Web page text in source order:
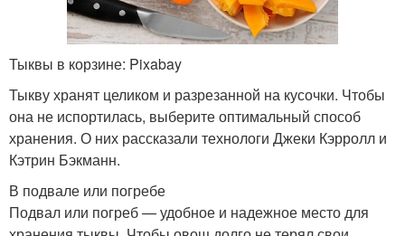
Тыквы в корзине: Pixabay
Тыкву хранят целиком и разрезанной на кусочки. Чтобы
она не испортилась, выберите оптимальный способ
хранения. О них рассказали технологи Джеки Кэрролл и
Кэтрин Бэкманн.
В подвале или погребе
Подвал или погреб — удобное и надежное место для